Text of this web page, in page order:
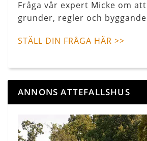
Fråga vår expert Micke om
grunder, regler och
STÄLL DIN FRÅGA HÄR >>
ANNONS ATTEFALLSHUS